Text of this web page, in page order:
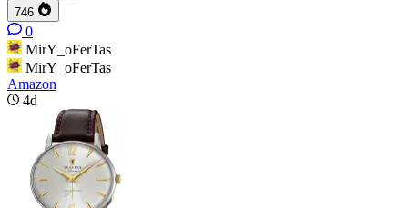
746
0
MirY_oFerTas
MirY_oFerTas
Amazon
4d